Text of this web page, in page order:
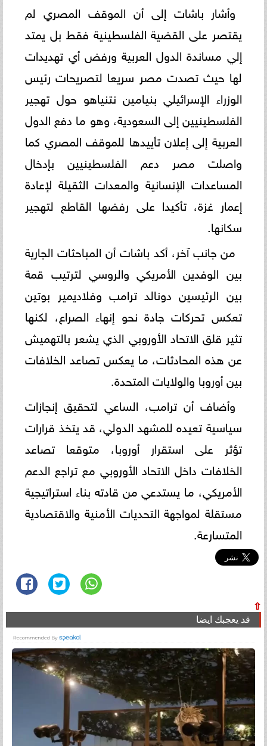
وأشار باشات إلى أن الموقف المصري لم
يقتصر على القضية الفلسطينية فقط بل يمتد
إلي مساندة الدول العربية ورفض أي تهديدات
لها حيث تصدت مصر سريعا لتصريحات رئيس
الوزراء الإسرائيلي بنيامين نتنياهو حول تهجير
الفلسطينيين إلى السعودية، وهو ما دفع الدول
العربية إلى إعلان تأييدها للموقف المصري كما
واصلت مصر دعم الفلسطينيين بإدخال
المساعدات الإنسانية والمعدات الثقيلة لإعادة
إعمار غزة، تأكيدا على رفضها القاطع لتهجير
سكانها.
من جانب آخر، أكد باشات أن المباحثات الجارية
بين الوفدين الأمريكي والروسي لترتيب قمة
بين الرئيسين دونالد ترامب وفلاديمير بوتين
تعكس تحركات جادة نحو إنهاء الصراع، لكنها
تثير قلق الاتحاد الأوروبي الذي يشعر بالتهميش
عن هذه المحادثات، ما يعكس تصاعد الخلافات
بين أوروبا والولايات المتحدة.
وأضاف أن ترامب، الساعي لتحقيق إنجازات
سياسية تعيده للمشهد الدولي، قد يتخذ قرارات
تؤثر على استقرار أوروبا، متوقعا تصاعد
الخلافات داخل الاتحاد الأوروبي مع تراجع الدعم
الأمريكي، ما يستدعي من قادته بناء استراتيجية
مستقلة لمواجهة التحديات الأمنية والاقتصادية
المتسارعة.
⇧
قد يعجبك ايضا